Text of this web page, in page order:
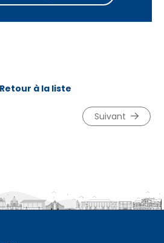
retour à la liste
suivant